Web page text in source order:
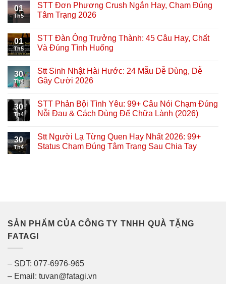
01
Th5
STT Đơn Phương Crush Ngắn Hay, Chạm Đúng
Tâm Trạng 2026
01
Th5
STT Đàn Ông Trưởng Thành: 45 Câu Hay, Chất
Và Đúng Tình Huống
30
Th4
Stt Sinh Nhật Hài Hước: 24 Mẫu Dễ Dùng, Dễ
Gây Cười 2026
30
Th4
STT Phản Bội Tình Yêu: 99+ Câu Nói Chạm Đúng
Nỗi Đau & Cách Dùng Để Chữa Lành (2026)
30
Th4
Stt Người Lạ Từng Quen Hay Nhất 2026: 99+
Status Chạm Đúng Tâm Trạng Sau Chia Tay
SẢN PHẨM CỦA CÔNG TY TNHH QUÀ TẶNG
FATAGI
– SDT: 077-6976-965
– Email: tuvan@fatagi.vn